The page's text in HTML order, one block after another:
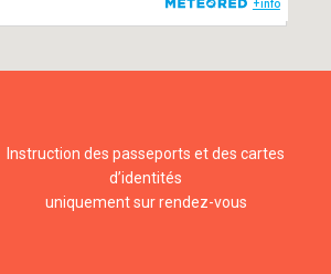
Instruction des passeports et des cartes
d’identités
uniquement sur rendez-vous